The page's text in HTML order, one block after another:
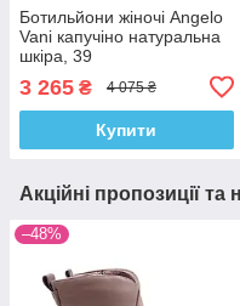
Ботильйони жіночі Angelo
Vani капучіно натуральна
шкіра, 39
3 265 ₴ 4 075 ₴
Купити
Акційні пропозиції та
–48%